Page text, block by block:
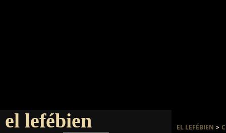
el lefébien EL LEFÉBIEN >